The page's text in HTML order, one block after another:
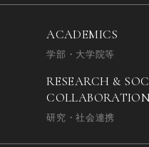
ACADEMICS
学部・大学院等
RESEARCH &
COLLABORATION
研究・社会連携